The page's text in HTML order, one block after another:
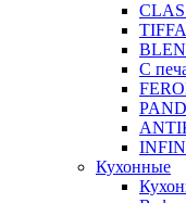
С
Кухонные